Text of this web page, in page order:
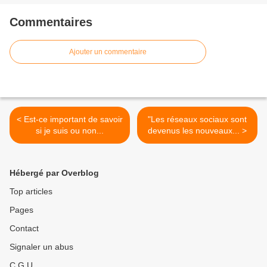
Commentaires
Ajouter un commentaire
< Est-ce important de savoir
si je suis ou non...
"Les réseaux sociaux sont
devenus les nouveaux... >
Hébergé par Overblog
Top articles
Pages
Contact
Signaler un abus